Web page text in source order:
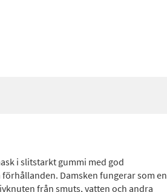
i slitstarkt gummi med god
Damsken fungerar som en
från smuts, vatten och andra